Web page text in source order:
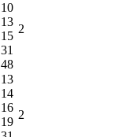
10
13
15
31
48
2
13
14
16
19
2